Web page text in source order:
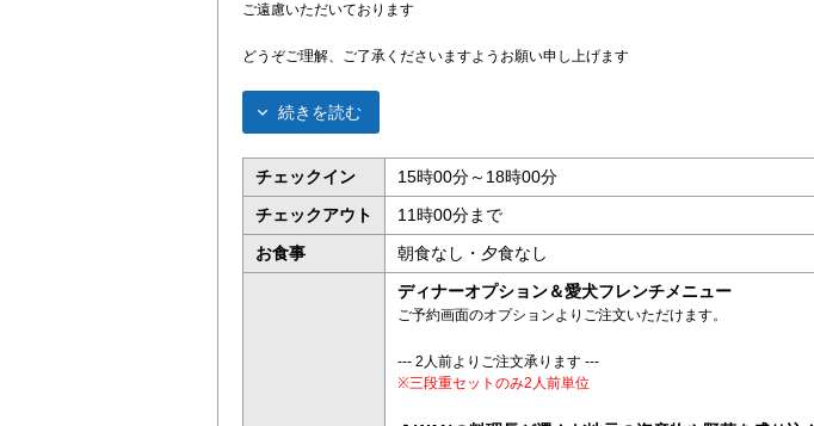
ご遠慮いただいております
どうぞご理解、ご了承くださいますようお願い申し上げます
続きを読む
チェックイン
15時00分～18時00分
チェックアウト
11時00分まで
お食事
朝食なし・夕食なし
ディナーオプション＆愛犬フレンチメニュー
ご予約画面のオプションよりご注文いただけます。
--- 2人前よりご注文承ります ---
※三段重セットのみ2人前単位